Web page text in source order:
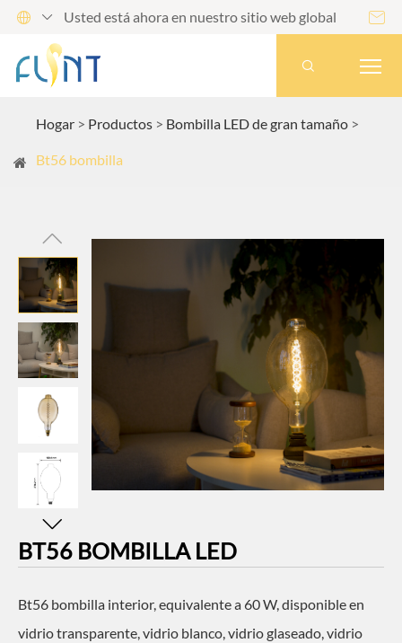
  Usted está ahora en nuestro sitio web global 

Hogar Productos Bombilla LED de gran tamaño
Bt56 bombilla
BT56 BOMBILLA LED
Bt56 bombilla interior, equivalente a 60 W, disponible en
vidrio transparente, vidrio blanco, vidrio glaseado, vidrio